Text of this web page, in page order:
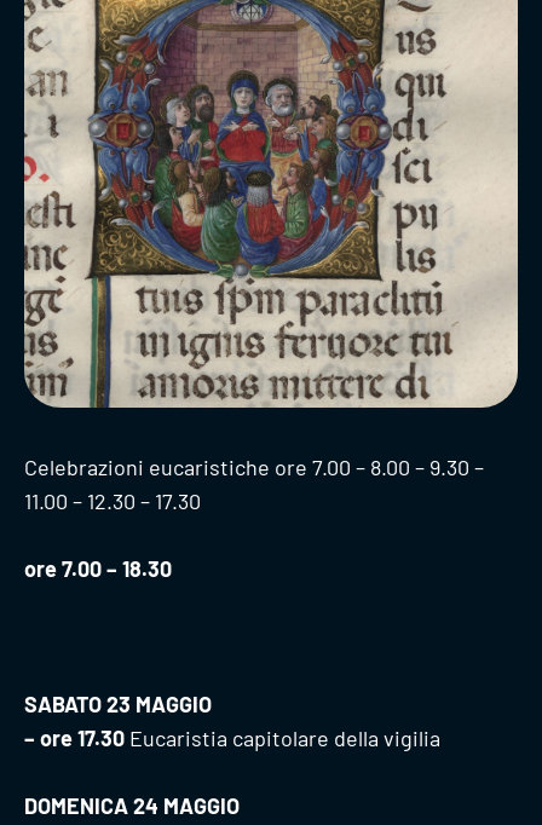
Celebrazioni eucaristiche ore 7.00 – 8.00 – 9.30 –
11.00 – 12.30 – 17.30
ore 7.00 – 18.30
SABATO 23 MAGGIO
– ore 17.30 Eucaristia capitolare della vigilia
DOMENICA 24 MAGGIO